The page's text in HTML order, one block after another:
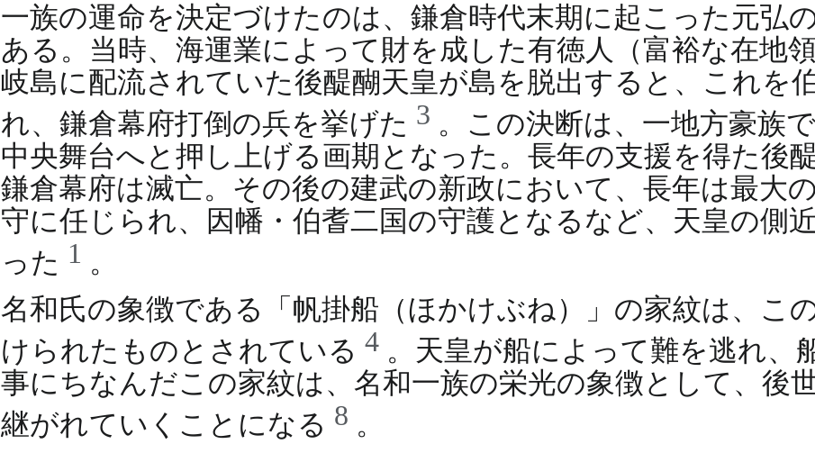
一族の運命を決定づけたのは、鎌倉時代末期に起こった元弘
ある。当時、海運業によって財を成した有徳人（富裕な在地
岐島に配流されていた後醍醐天皇が島を脱出すると、これを
れ、鎌倉幕府打倒の兵を挙げた 3 。この決断は、一地方豪族
中央舞台へと押し上げる画期となった。長年の支援を得た後
鎌倉幕府は滅亡。その後の建武の新政において、長年は最大
守に任じられ、因幡・伯耆二国の守護となるなど、天皇の側
った 1 。
名和氏の象徴である「帆掛船（ほかけぶね）」の家紋は、こ
けられたものとされている 4 。天皇が船によって難を逃れ、
事にちなんだこの家紋は、名和一族の栄光の象徴として、後
継がれていくことになる 8 。